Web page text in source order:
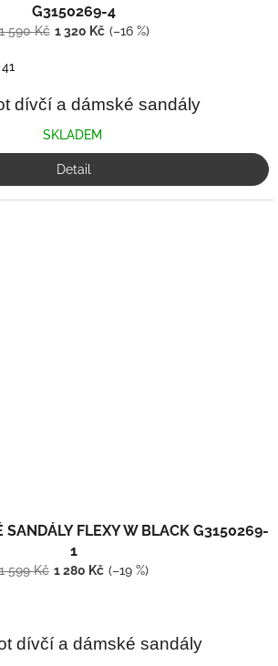
G3150269-4
590 Kč 1 320 Kč (–16 %)
41
dívčí a dámské sandály
SKLADEM
Detail
SANDÁLY FLEXY W BLACK G3150269-
1
1 599 Kč 1 280 Kč (–19 %)
dívčí a dámské sandály